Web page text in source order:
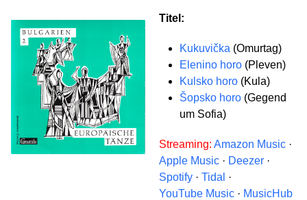
Titel:
Kukuvička (Omurtag)
Elenino horo (Pleven)
Kulsko horo (Kula)
Šopsko horo (Gegend
um Sofia)
Streaming: Amazon Music ·
Apple Music · Deezer ·
Spotify · Tidal ·
YouTube Music · MusicHub